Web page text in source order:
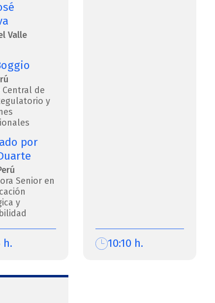
Valle
Central de
y
por
Senior en
y
h. 10:10 h.